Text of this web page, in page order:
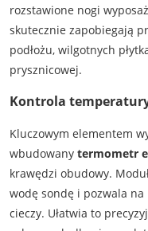
rozstawione nogi
skutecznie zapobiegają
podłożu, wilgotnych
prysznicowej.
Kontrola
Kluczowym elementem
wbudowany termometr
krawędzi obudowy.
wodę sondę i pozwala
cieczy. Ułatwia to